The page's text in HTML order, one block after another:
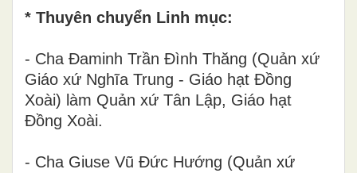
* Thuyên chuyển Linh mục:
- Cha Đaminh Trần Đình Thăng (Quản xứ
Giáo xứ Nghĩa Trung - Giáo hạt Đồng
Xoài) làm Quản xứ Tân Lập, Giáo hạt
Đồng Xoài.
- Cha Giuse Vũ Đức Hướng (Quản xứ